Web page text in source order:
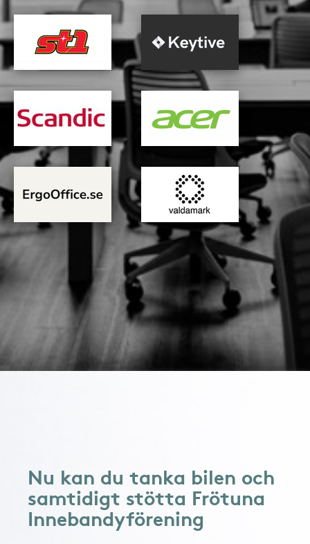
Nu kan du tanka bilen och
samtidigt stötta Frötuna
Innebandyförening